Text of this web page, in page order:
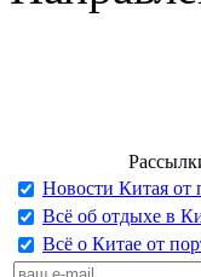
Новости Китая от
Всё об отдыхе в
Всё о Китае от